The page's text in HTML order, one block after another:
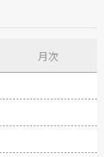
月次